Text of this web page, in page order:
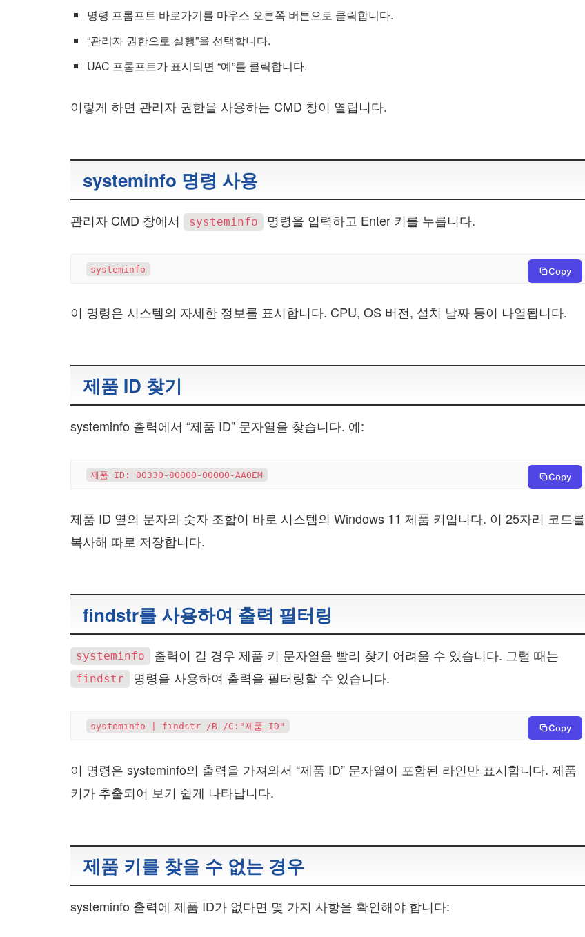
명령 프롬프트 바로가기를 마우스 오른쪽 버튼으로 클릭합니다.
“관리자 권한으로 실행”을 선택합니다.
UAC 프롬프트가 표시되면 “예”를 클릭합니다.
이렇게 하면 관리자 권한을 사용하는 CMD 창이 열립니다.
systeminfo 명령 사용
관리자 CMD 창에서 systeminfo 명령을 입력하고 Enter 키를 누릅니다.
Copy
이 명령은 시스템의 자세한 정보를 표시합니다. CPU, OS 버전, 설치 날짜 등이 나열됩니다.
제품 ID 찾기
systeminfo 출력에서 “제품 ID” 문자열을 찾습니다. 예:
Copy
제품 ID 옆의 문자와 숫자 조합이 바로 시스템의 Windows 11 제품 키입니다. 이 25자리 코드를
복사해 따로 저장합니다.
findstr를 사용하여 출력 필터링
systeminfo 출력이 길 경우 제품 키 문자열을 빨리 찾기 어려울 수 있습니다. 그럴 때는
findstr 명령을 사용하여 출력을 필터링할 수 있습니다.
Copy
이 명령은 systeminfo의 출력을 가져와서 “제품 ID” 문자열이 포함된 라인만 표시합니다. 제품
키가 추출되어 보기 쉽게 나타납니다.
제품 키를 찾을 수 없는 경우
systeminfo 출력에 제품 ID가 없다면 몇 가지 사항을 확인해야 합니다: